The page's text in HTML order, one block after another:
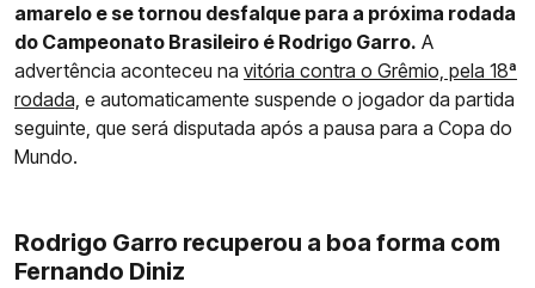
amarelo e se tornou desfalque para a próxima rodada
do Campeonato Brasileiro é Rodrigo Garro. A
advertência aconteceu na vitória contra o Grêmio, pela 18ª
rodada, e automaticamente suspende o jogador da partida
seguinte, que será disputada após a pausa para a Copa do
Mundo.
Rodrigo Garro recuperou a boa forma com
Fernando Diniz